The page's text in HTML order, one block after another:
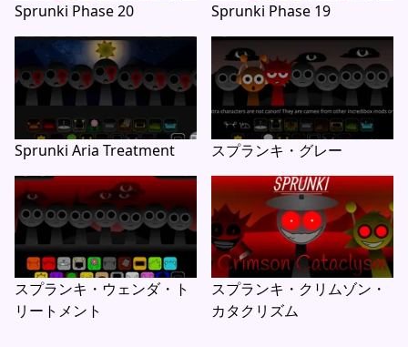
Sprunki Phase 20 Sprunki Phase 19
Sprunki Aria Treatment スプランキ・グレー
スプランキ・ウェンダ・ト
リートメント
スプランキ・クリムゾン・
カタクリズム